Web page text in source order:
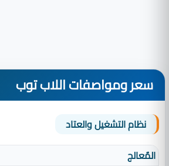
سعر ومواصفات اللاب توب
نظام التشغيل والعتاد
المٌعالج